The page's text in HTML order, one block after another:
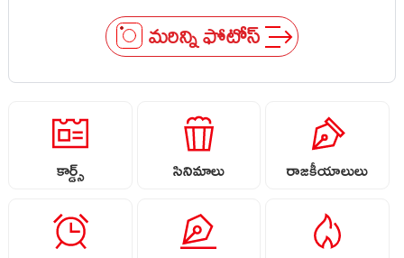
మరిన్ని ఫోటోస్
కార్డ్స్ సినిమాలు రాజకీయాలులు